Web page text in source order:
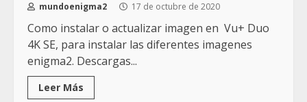
mundoenigma2 17 de octubre de 2020
Como instalar o actualizar imagen en Vu+ Duo
4K SE, para instalar las diferentes imagenes
enigma2. Descargas...
Leer Más